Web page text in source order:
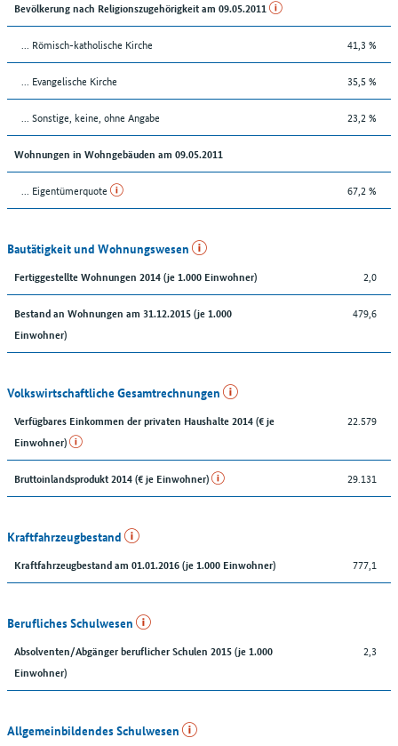
Bevölkerung nach Religionszugehörigkeit am 09.05.2011
... Römisch-katholische Kirche 41,3 %
... Evangelische Kirche 35,5 %
... Sonstige, keine, ohne Angabe 23,2 %
Wohnungen in Wohngebäuden am 09.05.2011
... Eigentümerquote 67,2 %
Bautätigkeit und Wohnungswesen
Fertiggestellte Wohnungen 2014 (je 1.000 Einwohner) 2,0
Bestand an Wohnungen am 31.12.2015 (je 1.000
Einwohner)
479,6
Volkswirtschaftliche Gesamtrechnungen
Verfügbares Einkommen der privaten Haushalte 2014 (€ je
Einwohner)
22.579
Bruttoinlandsprodukt 2014 (€ je Einwohner) 29.131
Kraftfahrzeugbestand
Kraftfahrzeugbestand am 01.01.2016 (je 1.000 Einwohner) 777,1
Berufliches Schulwesen
Absolventen/Abgänger beruflicher Schulen 2015 (je 1.000
Einwohner)
2,3
Allgemeinbildendes Schulwesen